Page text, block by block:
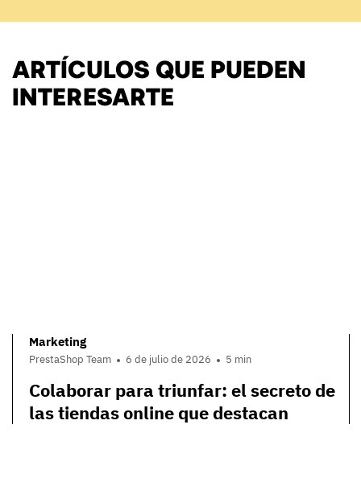
ARTÍCULOS QUE PUEDEN
INTERESARTE
Marketing
PrestaShop Team 6 de julio de 2026 5 min
Colaborar para triunfar: el secreto de
las tiendas online que destacan